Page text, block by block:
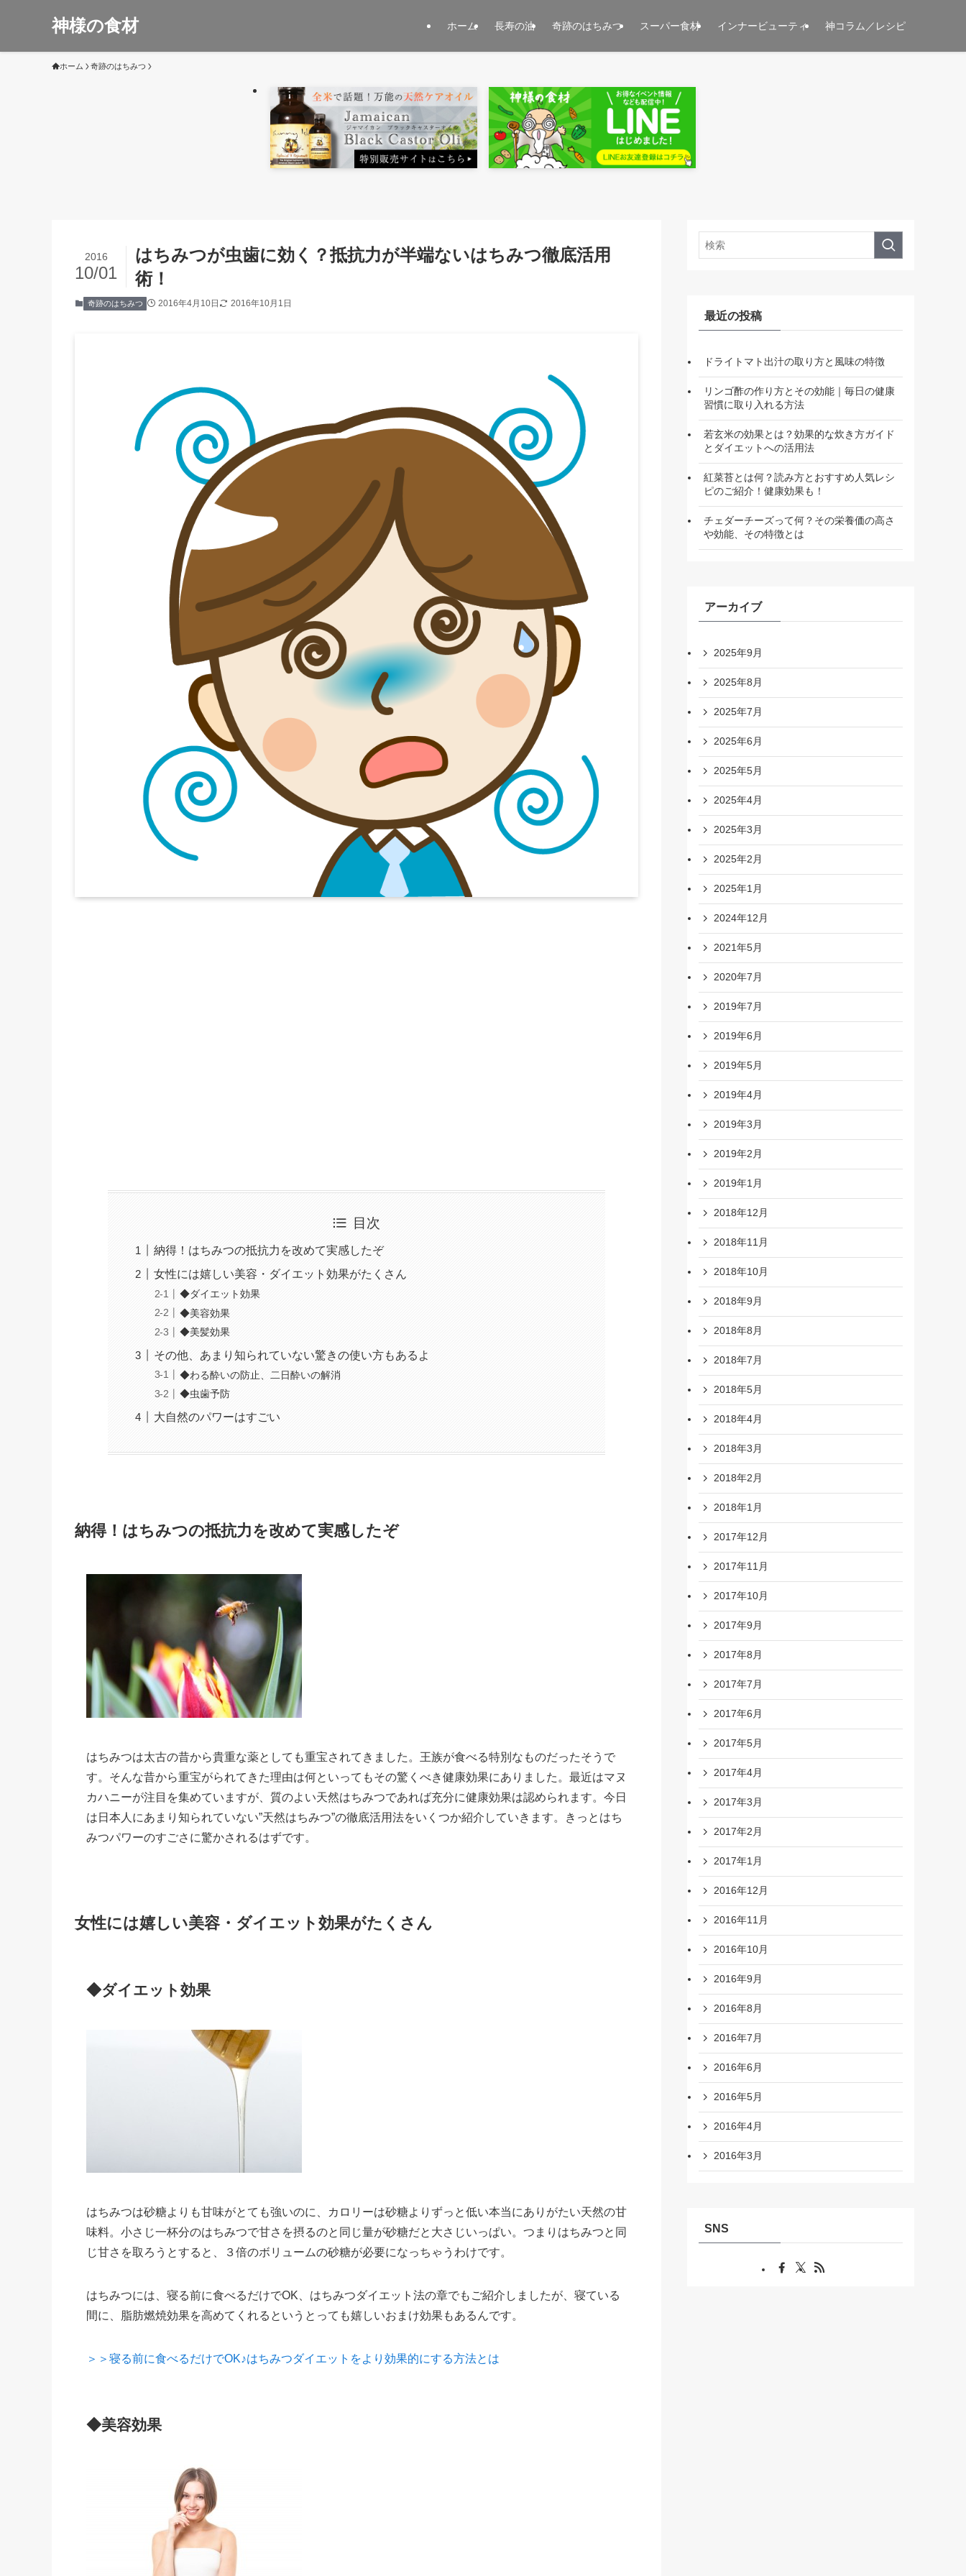
神様の食材 ホーム 長寿の油 奇跡のはちみつ スーパー食材 インナービューティ 神コラム／レシピ
ホーム 奇跡のはちみつ
はちみつが虫歯に効く？抵抗力が半端ないはちみつ徹底活用
術！
2016
10/01
奇跡のはちみつ 2016年4月10日 2016年10月1日
目次
納得！はちみつの抵抗力を改めて実感したぞ
女性には嬉しい美容・ダイエット効果がたくさん
◆ダイエット効果
◆美容効果
◆美髪効果
その他、あまり知られていない驚きの使い方もあるよ
◆わる酔いの防止、二日酔いの解消
◆虫歯予防
大自然のパワーはすごい
納得！はちみつの抵抗力を改めて実感したぞ
はちみつは太古の昔から貴重な薬としても重宝されてきました。王族が食べる特別なものだったそうで
す。そんな昔から重宝がられてきた理由は何といってもその驚くべき健康効果にありました。最近はマヌ
カハニーが注目を集めていますが、質のよい天然はちみつであれば充分に健康効果は認められます。今日
は日本人にあまり知られていない”天然はちみつ”の徹底活用法をいくつか紹介していきます。きっとはち
みつパワーのすごさに驚かされるはずです。
女性には嬉しい美容・ダイエット効果がたくさん
◆ダイエット効果
はちみつは砂糖よりも甘味がとても強いのに、カロリーは砂糖よりずっと低い本当にありがたい天然の甘
味料。小さじ一杯分のはちみつで甘さを摂るのと同じ量が砂糖だと大さじいっぱい。つまりはちみつと同
じ甘さを取ろうとすると、３倍のボリュームの砂糖が必要になっちゃうわけです。
はちみつには、寝る前に食べるだけでOK、はちみつダイエット法の章でもご紹介しましたが、寝ている
間に、脂肪燃焼効果を高めてくれるというとっても嬉しいおまけ効果もあるんです。
＞＞寝る前に食べるだけでOK♪はちみつダイエットをより効果的にする方法とは
◆美容効果
最近の投稿
ドライトマト出汁の取り方と風味の特徴
リンゴ酢の作り方とその効能｜毎日の健康
習慣に取り入れる方法
若玄米の効果とは？効果的な炊き方ガイド
とダイエットへの活用法
紅菜苔とは何？読み方とおすすめ人気レシ
ピのご紹介！健康効果も！
チェダーチーズって何？その栄養価の高さ
や効能、その特徴とは
アーカイブ
2025年9月
2025年8月
2025年7月
2025年6月
2025年5月
2025年4月
2025年3月
2025年2月
2025年1月
2024年12月
2021年5月
2020年7月
2019年7月
2019年6月
2019年5月
2019年4月
2019年3月
2019年2月
2019年1月
2018年12月
2018年11月
2018年10月
2018年9月
2018年8月
2018年7月
2018年5月
2018年4月
2018年3月
2018年2月
2018年1月
2017年12月
2017年11月
2017年10月
2017年9月
2017年8月
2017年7月
2017年6月
2017年5月
2017年4月
2017年3月
2017年2月
2017年1月
2016年12月
2016年11月
2016年10月
2016年9月
2016年8月
2016年7月
2016年6月
2016年5月
2016年4月
2016年3月
SNS